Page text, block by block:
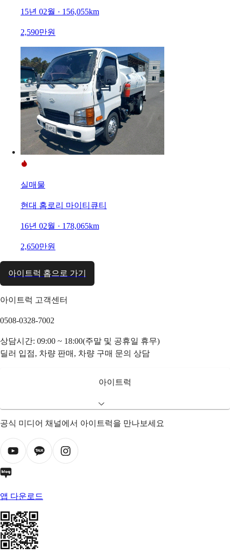
15년 02월 · 156,055km
2,590만원
실매물
현대 홈로리 마이티큐티
16년 02월 · 178,065km
2,650만원
아이트럭 홈으로 가기
아이트럭 고객센터
0508-0328-7002
상담시간: 09:00 ~ 18:00(주말 및 공휴일 휴무)
딜러 입점, 차량 판매, 차량 구매 문의 상담
아이트럭
공식 미디어 채널에서 아이트럭을 만나보세요
앱 다운로드